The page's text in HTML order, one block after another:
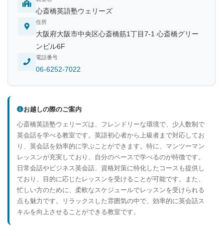
心斎橋英語塾ウェリーズ
住所
大阪府大阪市中央区心斎橋筋1丁目7-1 心斎橋グリー
ンビル6F
電話番号
06-6252-7022
お越しの際のご案内
心斎橋英語塾ウェリーズは、フレンドリーな環境で、少人数制で
英会話を学べる教室です。英語初心者から上級者まで対応してお
り、英会話を効率的に学ぶことができます。特に、マンツーマン
レッスンが充実しており、自分のペースで学べるのが特徴です。
日常会話やビジネス英会話、資格対策に特化したコースも提供し
ており、目的に応じたレッスンを受けることが可能です。また、
忙しい方のために、柔軟なスケジュールでレッスンを受けられる
点も魅力です。リラックスした雰囲気の中で、効率的に英会話ス
キルを向上させることができる教室です。